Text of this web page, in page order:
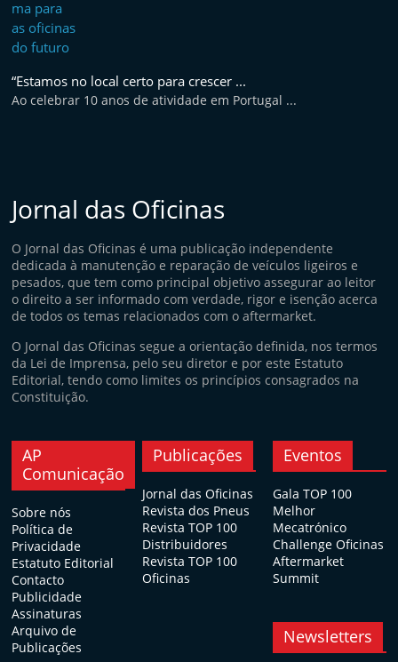
“Estamos no local certo para crescer ...
Ao celebrar 10 anos de atividade em Portugal ...
Jornal das Oficinas
O Jornal das Oficinas é uma publicação independente
dedicada à manutenção e reparação de veículos ligeiros e
pesados, que tem como principal objetivo assegurar ao leitor
o direito a ser informado com verdade, rigor e isenção acerca
de todos os temas relacionados com o aftermarket.
O Jornal das Oficinas segue a orientação definida, nos termos
da Lei de Imprensa, pelo seu diretor e por este Estatuto
Editorial, tendo como limites os princípios consagrados na
Constituição.
AP
Comunicação
Sobre nós
Política de
Privacidade
Estatuto Editorial
Contacto
Publicidade
Assinaturas
Arquivo de
Publicações
Publicações
Jornal das Oficinas
Revista dos Pneus
Revista TOP 100
Distribuidores
Revista TOP 100
Oficinas
Eventos
Gala TOP 100
Melhor
Mecatrónico
Challenge Oficinas
Aftermarket
Summit
Newsletters